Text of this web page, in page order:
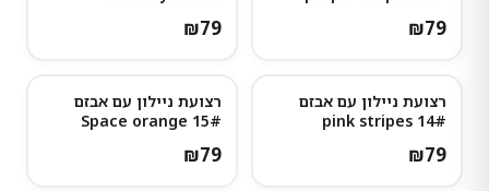
₪79
₪79
נותרו מעט
רצועת ניילון עם אבזם
14# pink stripes
₪79
נותרו מעט
רצועת ניילון עם אבזם
15# Space orange
₪79